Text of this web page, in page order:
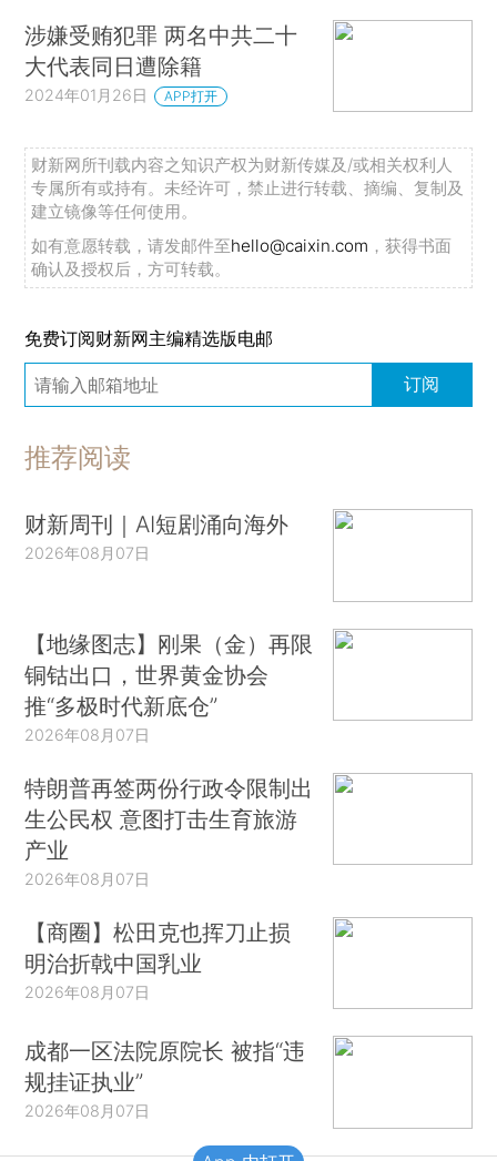
涉嫌受贿犯罪 两名中共二十
大代表同日遭除籍
2024年01月26日 APP打开
财新网所刊载内容之知识产权为财新传媒及/或相关权利人
专属所有或持有。未经许可，禁止进行转载、摘编、复制及
建立镜像等任何使用。
如有意愿转载，请发邮件至hello@caixin.com ，获得书面
确认及授权后，方可转载。
免费订阅财新网主编精选版电邮
订阅
推荐阅读
财新周刊｜AI短剧涌向海外
2026年08月07日
【地缘图志】刚果（金）再限
铜钴出口，世界黄金协会
推“多极时代新底仓”
2026年08月07日
特朗普再签两份行政令限制出
生公民权 意图打击生育旅游
产业
2026年08月07日
【商圈】松田克也挥刀止损
明治折戟中国乳业
2026年08月07日
成都一区法院原院长 被指“违
规挂证执业”
2026年08月07日